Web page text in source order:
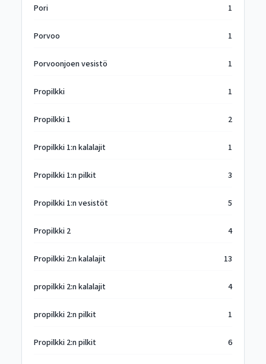
Pori 1
Porvoo 1
Porvoonjoen vesistö 1
Propilkki 1
Propilkki 1 2
Propilkki 1:n kalalajit 1
Propilkki 1:n pilkit 3
Propilkki 1:n vesistöt 5
Propilkki 2 4
Propilkki 2:n kalalajit 13
propilkki 2:n kalalajit 4
propilkki 2:n pilkit 1
Propilkki 2:n pilkit 6